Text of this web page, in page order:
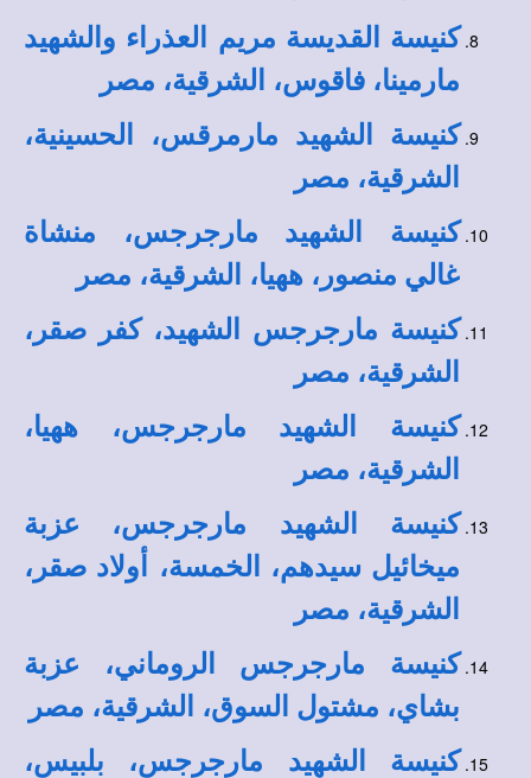
كنيسة القديسة مريم العذراء والشهيد
مارمينا، فاقوس، الشرقية، مصر
كنيسة الشهيد مارمرقس، الحسينية،
الشرقية، مصر
كنيسة الشهيد مارجرجس، منشاة
غالي منصور، ههيا، الشرقية، مصر
كنيسة مارجرجس الشهيد، كفر صقر،
الشرقية، مصر
كنيسة الشهيد مارجرجس، ههيا،
الشرقية، مصر
كنيسة الشهيد مارجرجس، عزبة
ميخائيل سيدهم، الخمسة، أولاد صقر،
الشرقية، مصر
كنيسة مارجرجس الروماني، عزبة
بشاي، مشتول السوق، الشرقية، مصر
كنيسة الشهيد مارجرجس، بلبيس،